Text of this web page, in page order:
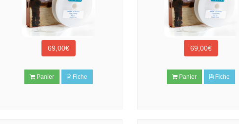
69,00€
Panier Fiche
69,00€
Panier Fiche